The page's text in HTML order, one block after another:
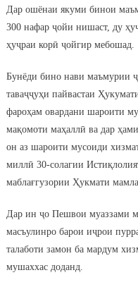
Дар ошёнаи якуми бинои
300 нафар ҷойи нишаст, ду
ҳуҷраи корӣ ҷойгир мебошад.
Бунёди бино нави маъмурии
таваҷҷуҳи пайвастаи
фароҳам овардани шароити
мақомоти маҳаллӣ ва дар
он аз шароити мусоиди
миллӣ 30-солагии
маблағгузории Ҳукмати
Дар ин ҷо Пешвои муаззами
масъулинро барои иҷрои
талаботи замон ба мардум
мушаххас доданд.